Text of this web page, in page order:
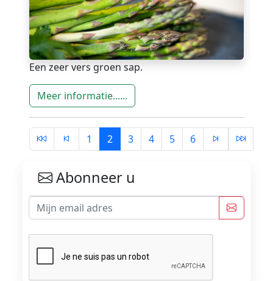
Een zeer vers groen sap.
Meer informatie......
1 2 3 4 5 6
Abonneer u